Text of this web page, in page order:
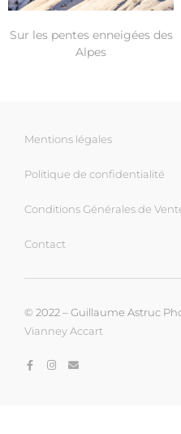
Sur les pentes enneigées des
Alpes
Mentions légales
Politique de confidentialité
Conditions Générales de
Contact
© 2022 – Guillaume Astruc
Vianney Accart